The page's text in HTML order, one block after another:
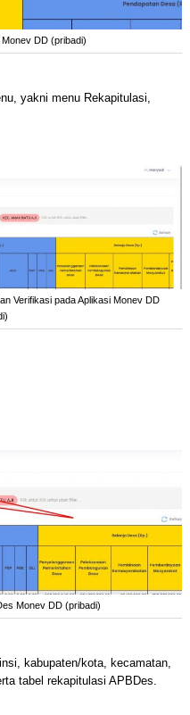
DD (pribadi)
yakni menu Rekapitulasi,
Verifikasi pada Aplikasi Monev DD
Monev DD (pribadi)
kabupaten/kota, kecamatan,
tabel rekapitulasi APBDes.